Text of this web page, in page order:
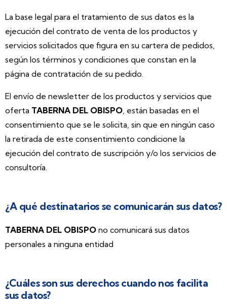
La base legal para el tratamiento de sus datos es la
ejecución del contrato de venta de los productos y
servicios solicitados que figura en su cartera de pedidos,
según los términos y condiciones que constan en la
página de contratación de su pedido.
El envío de newsletter de los productos y servicios que
oferta TABERNA DEL OBISPO, están basadas en el
consentimiento que se le solicita, sin que en ningún caso
la retirada de este consentimiento condicione la
ejecución del contrato de suscripción y/o los servicios de
consultoría.
¿A qué destinatarios se comunicarán sus datos?
TABERNA DEL OBISPO no comunicará sus datos
personales a ninguna entidad
¿Cuáles son sus derechos cuando nos facilita
sus datos?